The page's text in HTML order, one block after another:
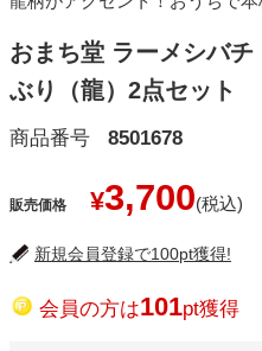
おまち堂 ラーメシバ
ぶり（龍）2点セット
商品番号 8501678
販売価格 ¥3,700
新規会員登録で100pt獲得!
会員の方は101pt獲得